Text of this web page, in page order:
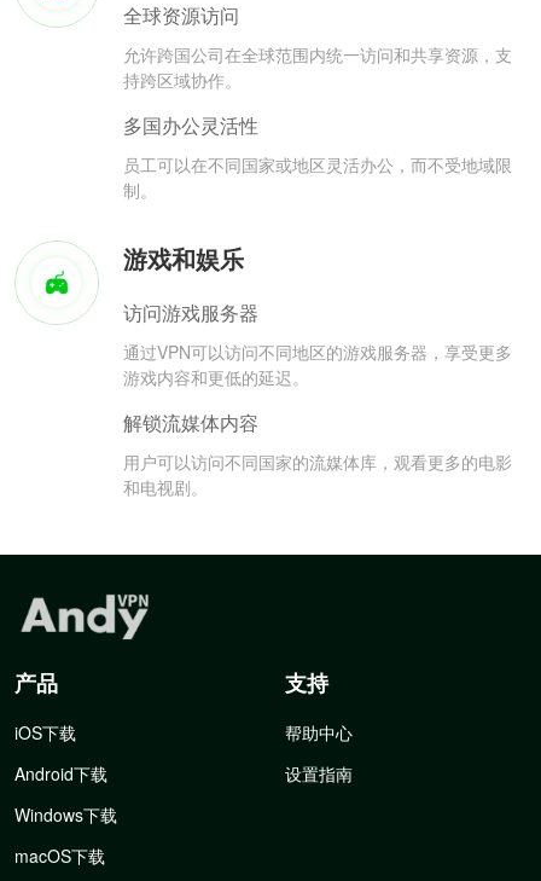
全球资源访问
允许跨国公司在全球范围内统一访问和共享资源，支
持跨区域协作。
多国办公灵活性
员工可以在不同国家或地区灵活办公，而不受地域限
制。
游戏和娱乐
访问游戏服务器
通过VPN可以访问不同地区的游戏服务器，享受更多
游戏内容和更低的延迟。
解锁流媒体内容
用户可以访问不同国家的流媒体库，观看更多的电影
和电视剧。
产品
iOS下载
Android下载
Windows下载
macOS下载
支持
帮助中心
设置指南